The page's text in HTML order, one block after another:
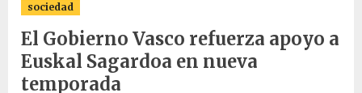
sociedad
El Gobierno Vasco refuerza apoyo a
Euskal Sagardoa en nueva
temporada